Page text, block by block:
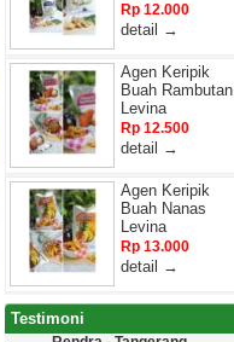
Rp 12.000
detail →
Agen Keripik
Buah Rambutan
Levina
Rp 12.500
detail →
Agen Keripik
Buah Nanas
Levina
Rp 13.000
detail →
Testimoni